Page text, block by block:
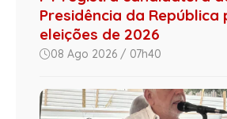
Presidência da República
eleições de 2026
08 Ago 2026 / 07h40